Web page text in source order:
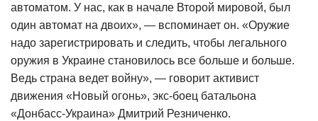
автоматом. У нас, как в начале Второй мировой, был
один автомат на двоих», — вспоминает он. «Оружие
надо зарегистрировать и следить, чтобы легального
оружия в Украине становилось все больше и больше.
Ведь страна ведет войну», — говорит активист
движения «Новый огонь», экс-боец батальона
«Донбасс-Украина» Дмитрий Резниченко.